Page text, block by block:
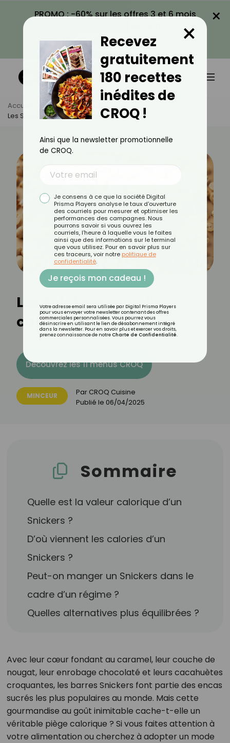
PROMO : -60% sur les offres 3 et 6 mois
VOIR LA PROMO
×
Accueil Actus
Minceur
Les Snickers Sont-Ils Caloriques ?
Les Snickers sont-ils
caloriques ?
Découvrez les 11 menus CROQ
MINCEUR Par CROQ Cuisine
Publié le 06/04/2025
Sommaire
Quelle est la valeur calorique d’un
Snickers ?
D’où viennent les calories d’un
Snickers ?
Peut-on manger un Snickers dans le
cadre d’un régime ?
Quelles alternatives plus équilibrées ?
Avec leur cœur fondant au caramel, leur couche de
nougat, leur enrobage chocolaté et leurs cacahuètes
croquantes, les barres Snickers font partie des encas
sucrés les plus populaires au monde. Mais cette
gourmandise au goût inimitable cache-t-elle un
véritable piège calorique ? Si vous faites attention à
votre alimentation ou cherchez à adopter un mode
Recevez
gratuitement
180 recettes
inédites de
CROQ !
×
Ainsi que la newsletter promotionnelle
de CROQ.
Je consens à ce que la société Digital
Prisma Players analyse le taux d'ouverture
des courriels pour mesurer et optimiser les
performances des campagnes. Nous
pourrons savoir si vous ouvrez les
courriels, l'heure à laquelle vous le faites
ainsi que des informations sur le terminal
que vous utilisez. Pour en savoir plus sur
ces traceurs, voir notre politique de
confidentialité.
Je reçois mon cadeau !
Votre adresse email sera utilisée par Digital Prisma Players
pour vous envoyer votre newsletter contenant des offres
commerciales personnalisées. Vous pourrez vous
désinscrire en utilisant le lien de désabonnement intégré
dans la newsletter. Pour en savoir plus et exercer vos droits,
prenez connaissance de notre Charte de Confidentialité.